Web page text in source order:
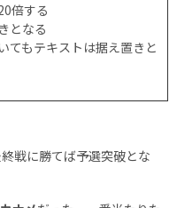
倍する
となる
てもテキストは据え置きと
戦に勝てば予選突破とな